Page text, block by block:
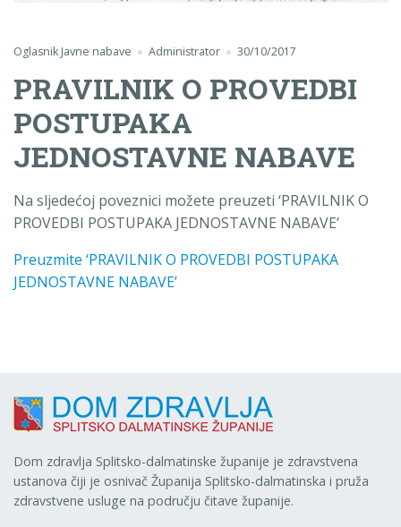
Oglasnik Javne nabave Administrator 30/10/2017
PRAVILNIK O PROVEDBI
POSTUPAKA
JEDNOSTAVNE NABAVE
Na sljedećoj poveznici možete preuzeti ‘PRAVILNIK O
PROVEDBI POSTUPAKA JEDNOSTAVNE NABAVE’
Preuzmite ‘PRAVILNIK O PROVEDBI POSTUPAKA
JEDNOSTAVNE NABAVE’
Dom zdravlja Splitsko-dalmatinske županije je zdravstvena
ustanova čiji je osnivač Županija Splitsko-dalmatinska i pruža
zdravstvene usluge na području čitave županije.